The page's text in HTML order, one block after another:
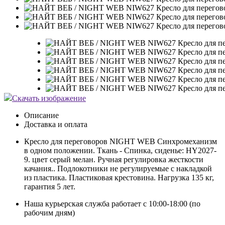
Скачать изображение
Описание
Доставка и оплата
Кресло для переговоров NIGHT WEB Синхромеханизм
в одном положении. Ткань - Спинка, сиденье: HY2027-
9. цвет серый мелан. Ручная регулировка жесткости
качания.. Подлокотники не регулируемые c накладкой
из пластика. Пластиковая крестовина. Нагрузка 135 кг,
гарантия 5 лет.
Наша курьерская служба работает с 10:00-18:00 (по
рабочим дням)